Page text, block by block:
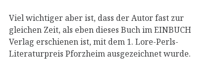
Viel wichtiger aber ist, dass der Autor fast zur
gleichen Zeit, als eben dieses Buch im EINBUCH
Verlag erschienen ist, mit dem 1. Lore-Perls-
Literaturpreis Pforzheim ausgezeichnet wurde.